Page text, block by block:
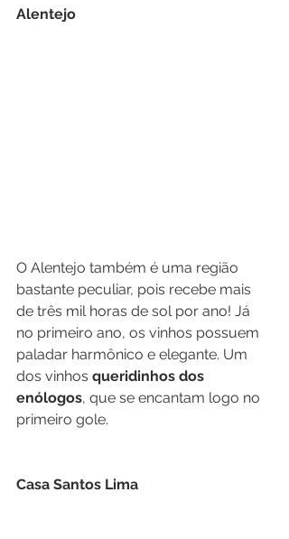
Alentejo
O Alentejo também é uma região
bastante peculiar, pois recebe mais
de três mil horas de sol por ano! Já
no primeiro ano, os vinhos possuem
paladar harmônico e elegante. Um
dos vinhos queridinhos dos
enólogos, que se encantam logo no
primeiro gole.
Casa Santos Lima